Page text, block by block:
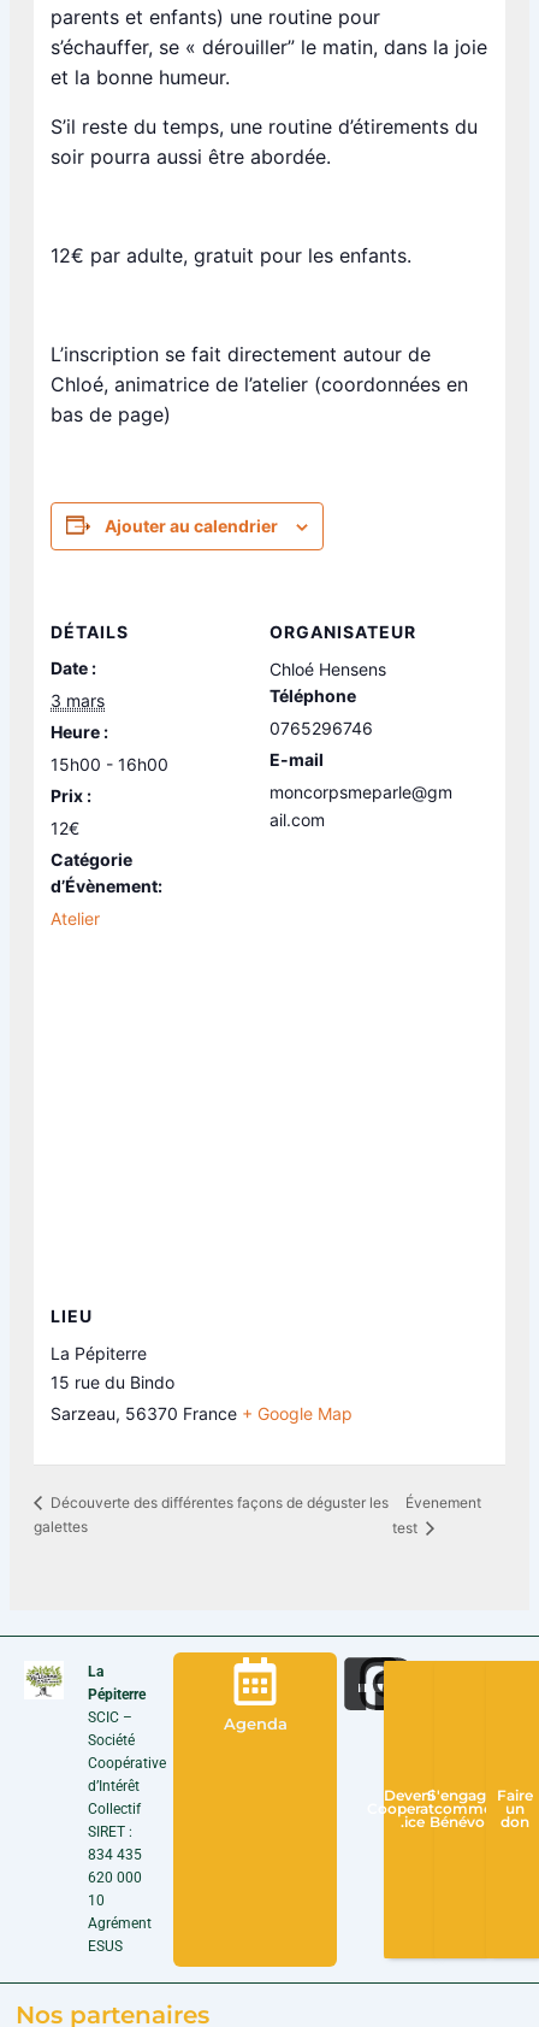
parents et enfants) une routine pour
s’échauffer, se « dérouiller” le matin, dans la joie
et la bonne humeur.
S’il reste du temps, une routine d’étirements du
soir pourra aussi être abordée.
12€ par adulte, gratuit pour les enfants.
L’inscription se fait directement autour de
Chloé, animatrice de l’atelier (coordonnées en
bas de page)
Ajouter au calendrier
DÉTAILS
Date :
3 mars
Heure :
15h00 - 16h00
Prix :
12€
Catégorie
d’Évènement:
Atelier
ORGANISATEUR
Chloé Hensens
Téléphone
0765296746
E-mail
moncorpsmeparle@gm
ail.com
LIEU
La Pépiterre
15 rue du Bindo
Sarzeau, 56370 France + Google Map
Découverte des différentes façons de déguster les
galettes
Évenement
test
La
Pépiterre
SCIC –
Société
Coopérative
d’Intérêt
Collectif
SIRET :
834 435
620 000
10
Agrément
ESUS
Agenda
Devenir
Cooperateur
.ice
S'engager
comme
Bénévole
Faire
un
don
Nos partenaires